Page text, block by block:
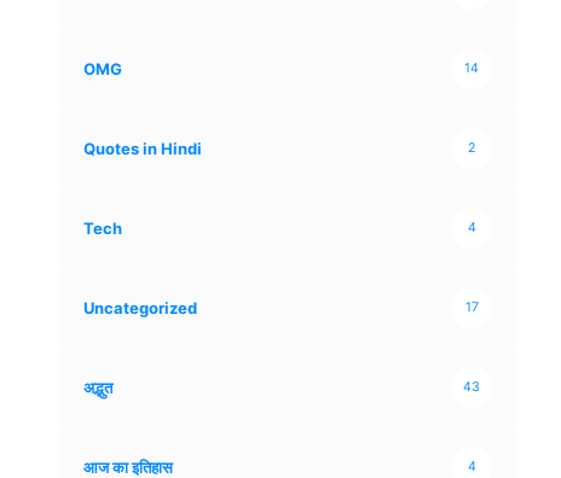
OMG 14
Quotes in Hindi 2
Tech 4
Uncategorized 17
अद्भुत 43
आज का इतिहास 4